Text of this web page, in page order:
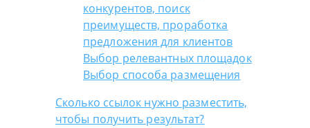
конкурентов, поиск
преимуществ, проработка
предложения для клиентов
Выбор релевантных площадок
Выбор способа размещения
Сколько ссылок нужно разместить,
чтобы получить результат?